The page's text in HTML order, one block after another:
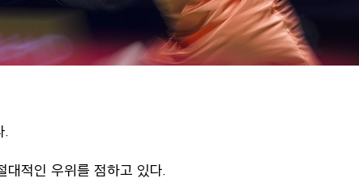
.
대적인 우위를 점하고 있다.